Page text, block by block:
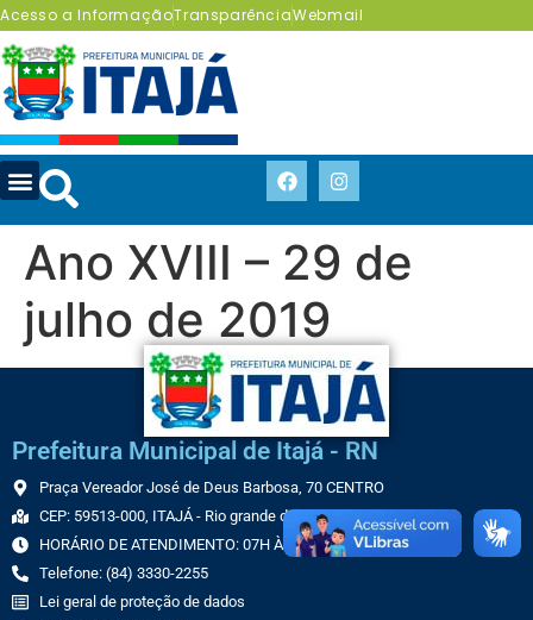
Acesso a InformaçãoTransparênciaWebmail
Ano XVIII – 29 de
julho de 2019
Prefeitura Municipal de Itajá - RN
Praça Vereador José de Deus Barbosa, 70 CENTRO
CEP: 59513-000, ITAJÁ - Rio grande do Norte
HORÁRIO DE ATENDIMENTO: 07H ÀS 13H
Telefone: (84) 3330-2255
Lei geral de proteção de dados